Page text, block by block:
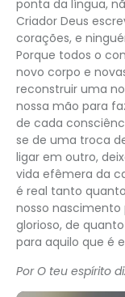
ponta da língua,
Criador Deus
corações, e
Porque todos o
novo corpo e
reconstruir uma
nossa mão para
de cada
se de uma troca
ligar em outro,
vida efêmera da
é real tanto
nosso nascimento
glorioso, de
para aquilo que é
Por O teu espírito